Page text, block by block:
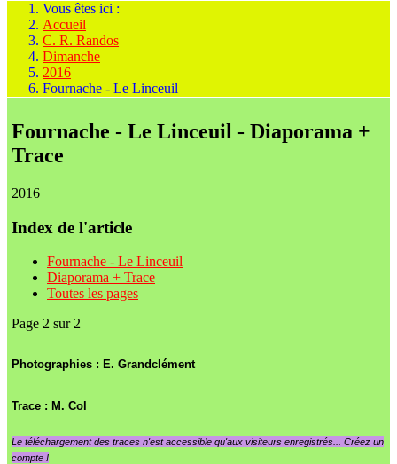
Vous êtes ici :
Accueil
C. R. Randos
Dimanche
2016
Fournache - Le Linceuil
Fournache - Le Linceuil - Diaporama +
Trace
2016
Index de l'article
Fournache - Le Linceuil
Diaporama + Trace
Toutes les pages
Page 2 sur 2
Photographies : E. Grandclément
Trace : M. Col
Le téléchargement des traces n'est accessible qu'aux visiteurs enregistrés... Créez un
compte !